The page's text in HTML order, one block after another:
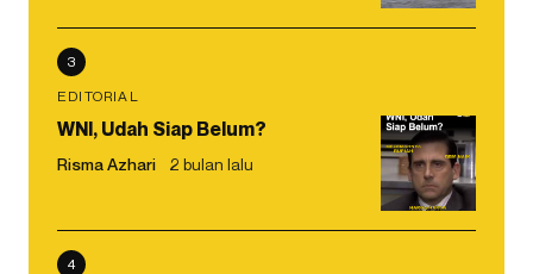
3
EDITORIAL
WNI, Udah Siap Belum?
Risma Azhari 2 bulan lalu
4